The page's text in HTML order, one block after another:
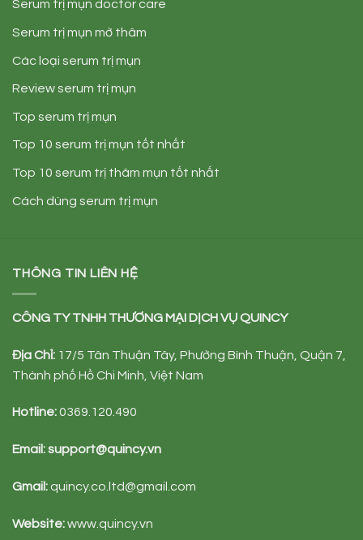
Serum trị mụn doctor care
Serum trị mụn mờ thâm
Các loại serum trị mụn
Review serum trị mụn
Top serum trị mụn
Top 10 serum trị mụn tốt nhất
Top 10 serum trị thâm mụn tốt nhất
Cách dùng serum trị mụn
THÔNG TIN LIÊN HỆ
CÔNG TY TNHH THƯƠNG MẠI D CH VỤQUINCY
Địa Chỉ: 17/5 Tân Thuận Tây, Phường Bình Thuận, Quận 7,
Thành phố Hồ Chi Minh, Việt Nam
Hotline:0369.120.490
Email:support@quincy.vn
Gmail: quincy.co.ltd@gmail.com
Website:www.quincy.vn